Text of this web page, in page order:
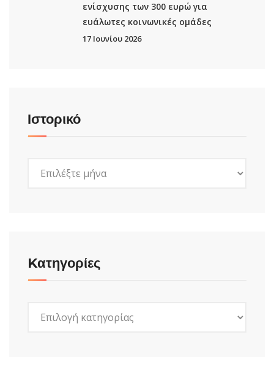
ενίσχυσης των 300 ευρώ για
ευάλωτες κοινωνικές ομάδες
17 Ιουνίου 2026
Ιστορικό
Kατηγορίες